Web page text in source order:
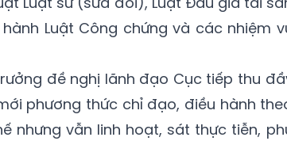
Luật Công chứng và các nhiệm
đề nghị lãnh đạo Cục tiếp thu
phương thức chỉ đạo, điều hành
nhưng vẫn linh hoạt, sát thực tiễn,